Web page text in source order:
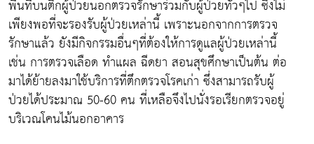
พื้นที่บนตึกผู้ป่วยนอกตรวจรักษาร่วมกับผู้ป่วยทั่วๆไป ซึ่งไม่
เพียงพอที่จะรองรับผู้ป่วยเหล่านี้ เพราะนอกจากการตรวจ
รักษาแล้ว ยังมีกิจกรรมอื่นๆที่ต้องให้การดูแลผู้ป่วยเหล่านี้
เช่น การตรวจเลือด ทำแผล ฉีดยา สอนสุขศึกษาเป็นต้น ต่อ
มาได้ย้ายลงมาใช้บริการที่ตึกตรวจโรคเก่า ซึ่งสามารถรับผู้
ป่วยได้ประมาณ 50-60 คน ที่เหลือจึงไปนั่งรอเรียกตรวจอยู่
บริเวณโคนไม้นอกอาคาร